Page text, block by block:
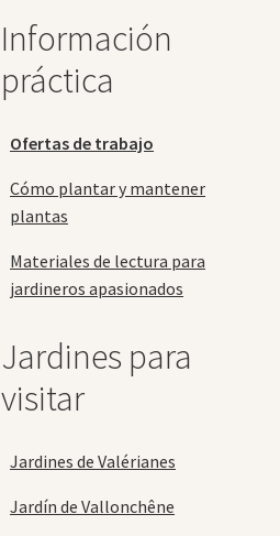
Información
práctica
Ofertas de trabajo
Cómo plantar y mantener
plantas
Materiales de lectura para
jardineros apasionados
Jardines para
visitar
Jardines de Valérianes
Jardín de Vallonchêne